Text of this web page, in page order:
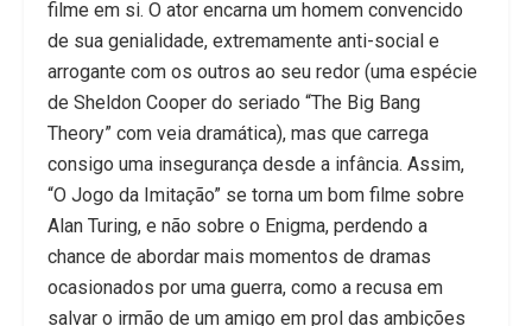
filme em si. O ator encarna um homem convencido
de sua genialidade, extremamente anti-social e
arrogante com os outros ao seu redor (uma espécie
de Sheldon Cooper do seriado “The Big Bang
Theory” com veia dramática), mas que carrega
consigo uma insegurança desde a infância. Assim,
“O Jogo da Imitação” se torna um bom filme sobre
Alan Turing, e não sobre o Enigma, perdendo a
chance de abordar mais momentos de dramas
ocasionados por uma guerra, como a recusa em
salvar o irmão de um amigo em prol das ambições